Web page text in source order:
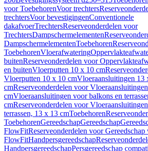
voor ToebehorenVoor trechters
trechtersVoor bevestigingenConventionele
dakafvoerTrechtersReserveonderdelen voor
TrechtersDampschermelementen
DampschermelementenToebehoren
ToebehorenVloerafwatering
buitenReserveonderdelen voor
en buitenVloerputten 10 x 10 cm
Vloerputten 10 x 10 cmVloeraansluitingen 13
cmReserveonderdelen voor
cmVloeraansluitingen voor balkons en
cmReserveonderdelen voor
terrassen, 13 x 13 cmToebehoren
ToebehorenGereedschapGereedschap
FlowFitReserveonderdelen voor
FlowFitHandpersgereedschap
HandpersgereedschapPersgereedschap